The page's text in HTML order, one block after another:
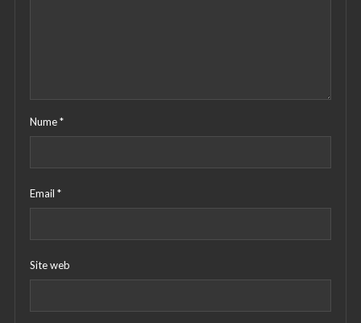
Nume*
Email *
Site web